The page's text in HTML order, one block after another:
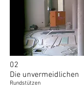
02
Die unvermeidlichen
Rundstützen